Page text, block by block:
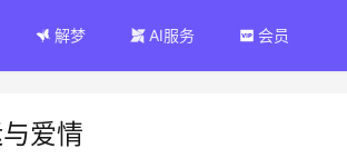
解梦 AI服务 会员
爱情